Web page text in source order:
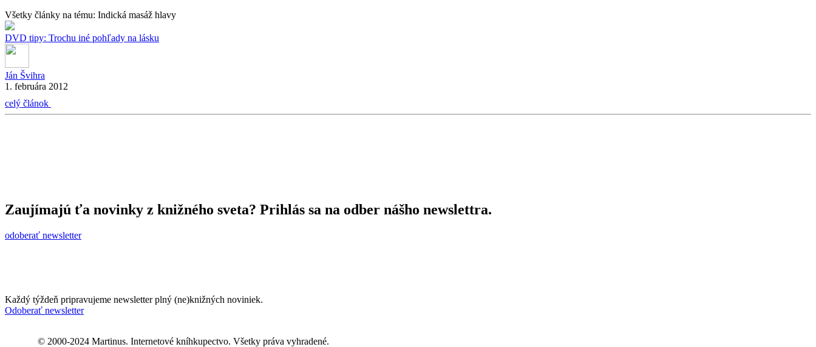
Všetky články na tému: Indická masáž hlavy
DVD tipy: Trochu iné pohľady na lásku
Ján Švihra
1. februára 2012
celý článok
Zaujímajú ťa novinky z knižného sveta? Prihlás sa na odber nášho newslettra.
odoberať newsletter
Každý týždeň pripravujeme newsletter plný (ne)knižných noviniek.
Odoberať newsletter
© 2000-2024 Martinus. Internetové kníhkupectvo. Všetky práva vyhradené.